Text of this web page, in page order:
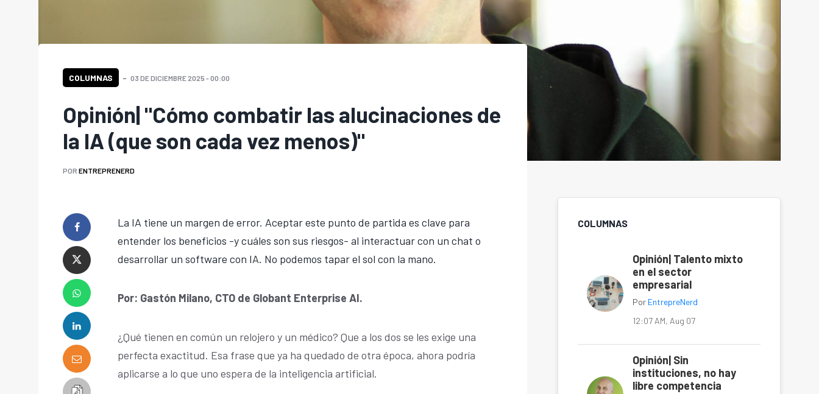
COLUMNAS 03 DE DICIEMBRE 2025 - 00:00
Opinión| "Cómo combatir las alucinaciones de
la IA (que son cada vez menos)"
POR ENTREPRENERD
La IA tiene un margen de error. Aceptar este punto de partida es clave para
entender los beneficios -y cuáles son sus riesgos- al interactuar con un chat o
desarrollar un software con IA. No podemos tapar el sol con la mano.
Por: Gastón Milano, CTO de Globant Enterprise AI.
¿Qué tienen en común un relojero y un médico? Que a los dos se les exige una
perfecta exactitud. Esa frase que ya ha quedado de otra época, ahora podría
aplicarse a lo que uno espera de la inteligencia artificial.
COLUMNAS
Opinión| Talento mixto
en el sector
empresarial
Por EntrepreNerd
12:07 AM, Aug 07
Opinión| Sin
instituciones, no hay
libre competencia